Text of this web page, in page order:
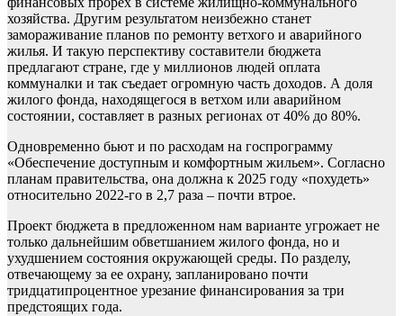
хозяйства. Другим результатом неизбежно станет
замораживание планов по ремонту ветхого и аварийного
жилья. И такую перспективу составители бюджета
предлагают стране, где у миллионов людей оплата
коммуналки и так съедает огромную часть доходов. А доля
жилого фонда, находящегося в ветхом или аварийном
состоянии, составляет в разных регионах от 40% до 80%.
Одновременно бьют и по расходам на госпрограмму
«Обеспечение доступным и комфортным жильем». Согласно
планам правительства, она должна к 2025 году «похудеть»
относительно 2022-го в 2,7 раза – почти втрое.
Проект бюджета в предложенном нам варианте угрожает не
только дальнейшим обветшанием жилого фонда, но и
ухудшением состояния окружающей среды. По разделу,
отвечающему за ее охрану, запланировано почти
тридцатипроцентное урезание финансирования за три
предстоящих года.